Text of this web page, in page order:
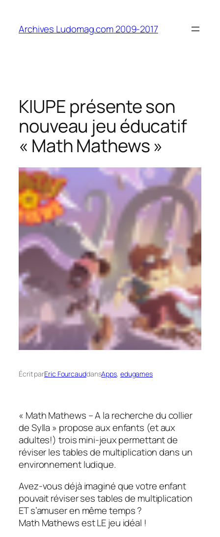
contenu
Archives Ludomag.com 2009-2017
KIUPE présente son
nouveau jeu éducatif
« Math Mathews »
Écrit parEric FourcauddansApps, edugames
« Math Mathews – A la recherche du collier
de Sylla » propose aux enfants (et aux
adultes!) trois mini-jeux permettant de
réviser les tables de multiplication dans un
environnement ludique.
Avez-vous déjà imaginé que votre enfant
pouvait réviser ses tables de multiplication
ET s’amuser en même temps ?
Math Mathews est LE jeu idéal !